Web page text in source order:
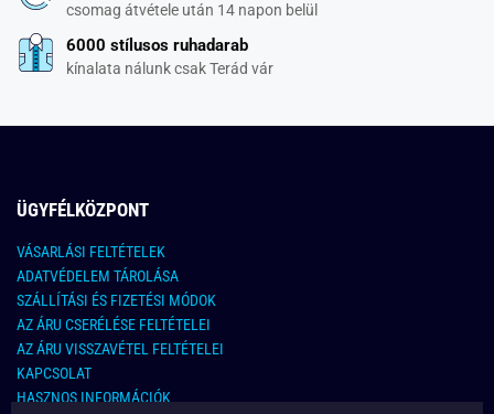
csomag átvétele után 14 napon belül
6000 stílusos ruhadarab
kínalata nálunk csak Terád vár
ÜGYFÉLKÖZPONT
VÁSARLÁSI FELTÉTELEK
ADATVÉDELEM TÁROLÁSA
SZÁLLÍTÁSI ÉS FIZETÉSI MÓDOK
AZ ÁRU CSERÉLÉSE FELTÉTELEI
AZ ÁRU VISSZAVÉTEL FELTÉTELEI
KAPCSOLAT
HASZNOS INFORMÁCIÓK